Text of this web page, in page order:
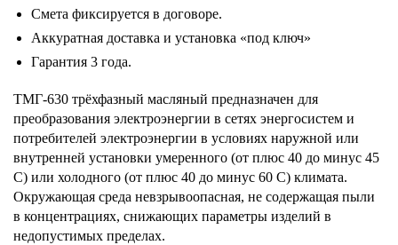
Смета фиксируется в договоре.
Аккуратная доставка и установка «под ключ»
Гарантия 3 года.
ТМГ-630 трёхфазный масляный предназначен для
преобразования электроэнергии в сетях энергосистем и
потребителей электроэнергии в условиях наружной или
внутренней установки умеренного (от плюс 40 до минус 45
С) или холодного (от плюс 40 до минус 60 С) климата.
Окружающая среда невзрывоопасная, не содержащая пыли
в концентрациях, снижающих параметры изделий в
недопустимых пределах.